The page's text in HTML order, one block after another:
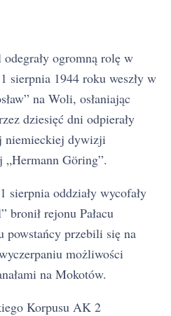
ogromną rolę w
sierpnia 1944 roku weszły w
na Woli, osłaniając
dziesięć dni odpierały
niemieckiej dywizji
„Hermann Göring”.
sierpnia oddziały wycofały
bronił rejonu Pałacu
powstańcy przebili się na
możliwości
na Mokotów.
Korpusu AK 2